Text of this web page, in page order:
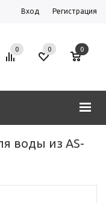
Вход Регистрация
0 0 0
воды из AS-